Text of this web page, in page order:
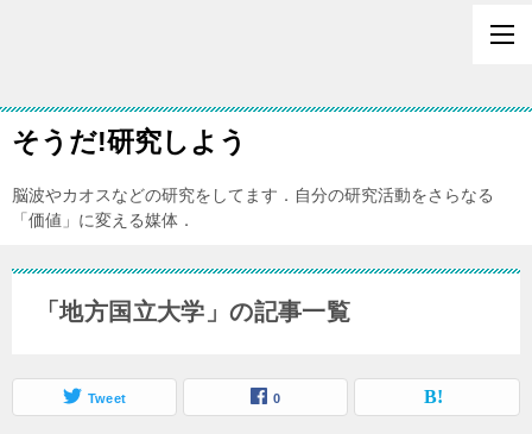
そうだ!研究しよう
脳波やカオスなどの研究をしてます．自分の研究活動をさらなる
「価値」に変える媒体．
「地方国立大学」の記事一覧
Tweet 0